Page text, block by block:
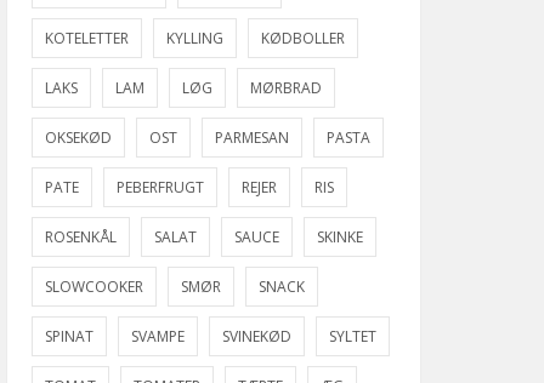
KOTELETTER KYLLING KØDBOLLER
LAKS LAM LØG MØRBRAD
OKSEKØD OST PARMESAN PASTA
PATE PEBERFRUGT REJER RIS
ROSENKÅL SALAT SAUCE SKINKE
SLOWCOOKER SMØR SNACK
SPINAT SVAMPE SVINEKØD SYLTET